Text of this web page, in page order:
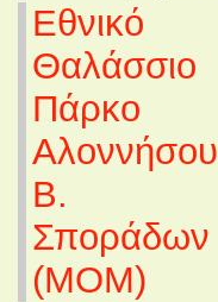
Εθνικό
Θαλάσσιο
Πάρκο
Αλοννήσου
Β.
Σποράδων
(MOM)